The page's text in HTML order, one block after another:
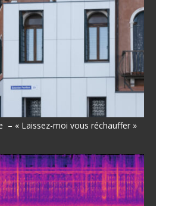
– « Laissez-moi vous réchauffer »